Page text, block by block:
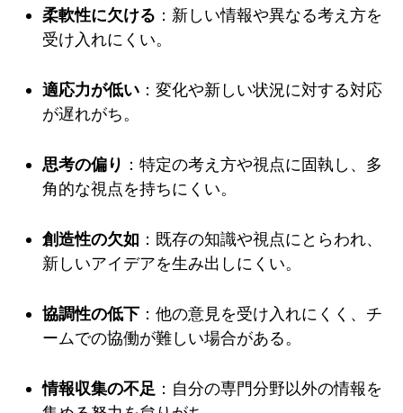
柔軟性に欠ける ：新しい情報や異なる考え方を
受け入れにくい。
適応力が低い ：変化や新しい状況に対する対応
が遅れがち。
思考の偏り ：特定の考え方や視点に固執し、多
角的な視点を持ちにくい。
創造性の欠如 ：既存の知識や視点にとらわれ、
新しいアイデアを生み出しにくい。
協調性の低下 ：他の意見を受け入れにくく、チ
ームでの協働が難しい場合がある。
情報収集の不足 ：自分の専門分野以外の情報を